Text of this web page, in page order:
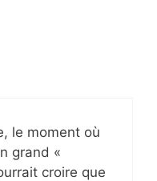
le moment où
grand «
croire que